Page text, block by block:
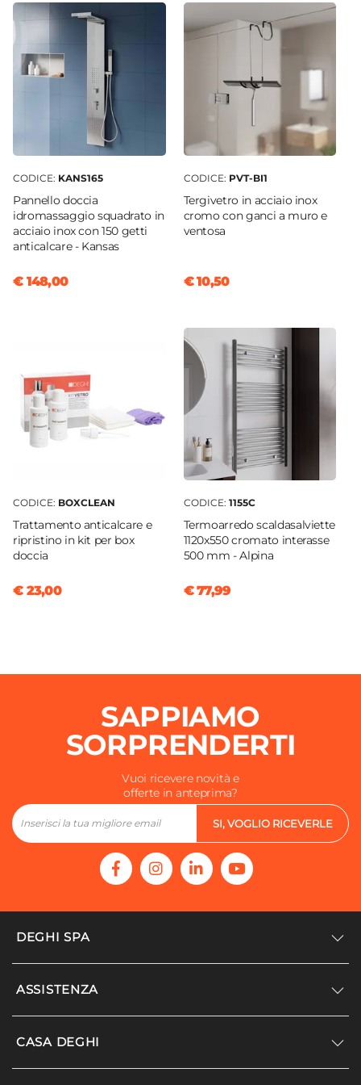
Lucido
Cromo
Sgancio Rapido
Si - Pulizia Facilitata
Sistema Di Apertura
Cromo
Installazione
Su piatto doccia| Filopavimento
CODICE: KANS165
Pannello doccia
idromassaggio squadrato in
acciaio inox con 150 getti
anticalcare - Kansas
€ 148,00
CODICE: PVT-BI1
Tergivetro in acciaio inox
cromo con ganci a muro e
ventosa
€ 10,50
CODICE: BOXCLEAN
Trattamento anticalcare e
ripristino in kit per box
doccia
€ 23,00
CODICE: 1155C
Termoarredo scaldasalviette
1120x550 cromato interasse
500 mm - Alpina
€ 77,99
SAPPIAMO
SORPRENDERTI
Vuoi ricevere novità e
offerte in anteprima?
SI, VOGLIO RICEVERLE
DEGHI SPA
Accedi/Registrati
ASSISTENZA
Supporto
CASA DEGHI